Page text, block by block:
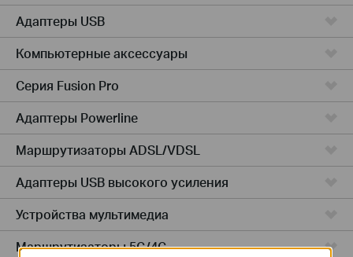
Адаптеры USB
Компьютерные аксессуары
Серия Fusion Pro
Адаптеры Powerline
Маршрутизаторы ADSL/VDSL
Адаптеры USB высокого усиления
Устройства мультимедиа
Маршрутизаторы 5G/4G